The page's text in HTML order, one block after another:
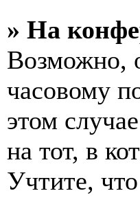
» На
Возможно,
часовому
этом
на тот, в
Учтите,